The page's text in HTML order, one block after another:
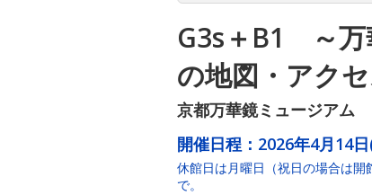
G3s＋B1 ～万
の地図・アク
京都万華鏡ミュージアム
開催日程： 2026年4月14
休館日は月曜日（祝日の場合は
で。